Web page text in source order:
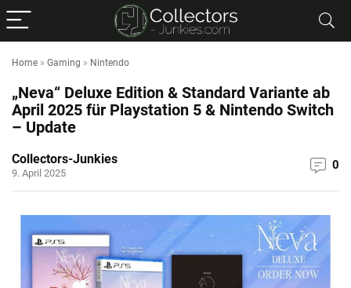
Home » Gaming » Nintendo
„Neva“ Deluxe Edition & Standard Variante ab
April 2025 für Playstation 5 & Nintendo Switch
– Update
Collectors-Junkies
9. April 2025
0